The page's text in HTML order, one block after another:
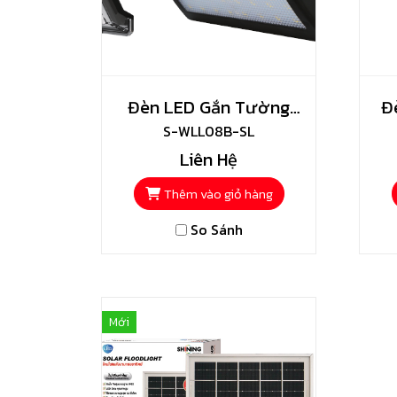
Đèn LED Gắn Tường
Năng Lượng Mặt Trời
Shining
S-WLL08B-SL
Liên Hệ
Thêm vào giỏ hàng
So Sánh
Mới